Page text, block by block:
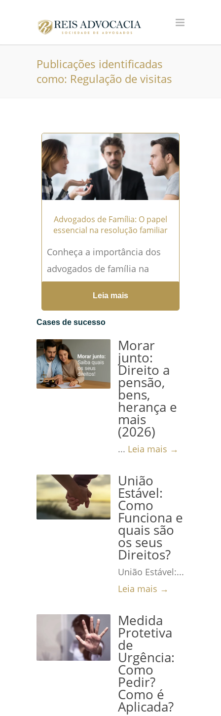
Publicações identificadas
como: Regulação de visitas
Advogados de Família: O papel
essencial na resolução familiar
Conheça a importância dos
advogados de família na
resolução de questões legais
e afetivas, como divórcio,
guarda de filhos, pensão
Leia mais
Cases de sucesso
Morar
junto:
Direito a
pensão,
bens,
herança e
mais
(2026)
... Leia mais →
União
Estável:
Como
Funciona e
quais são
os seus
Direitos?
União Estável:...
Leia mais →
Medida
Protetiva
de
Urgência:
Como
Pedir?
Como é
Aplicada?